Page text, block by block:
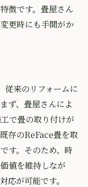
徴です。畳屋さん
更時にも手間がか
従来のリフォームに
ず、畳屋さんによ
で畳の取り付けが
存のReFace畳を取
す。そのため、時
値を維持しなが
応が可能です。